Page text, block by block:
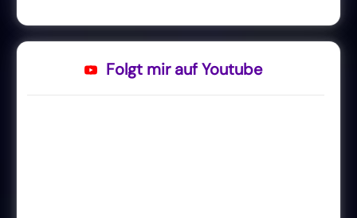
Folgt mir auf Youtube